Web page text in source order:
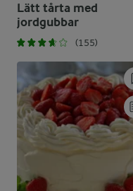
Lätt tårta med
jordgubbar
(155)